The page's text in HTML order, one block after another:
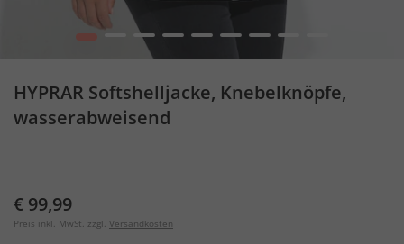
3 4 5 6 7 8
HYPRAR Softshelljacke, Knebelknöpfe,
wasserabweisend
€ 99,99
Preis inkl. MwSt. zzgl. Versandkosten